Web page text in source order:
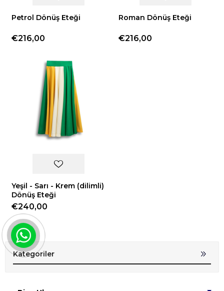
Petrol Dönüş Eteği
€216,00
Roman Dönüş Eteği
€216,00
Yeşil - Sarı - Krem (dilimli)
Dönüş Eteği
€240,00
Kategoriler